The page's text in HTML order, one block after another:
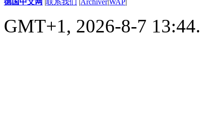
德国中文网 |联系我们 |Archiver|WAP|
GMT+1, 2026-8-7 13:44.